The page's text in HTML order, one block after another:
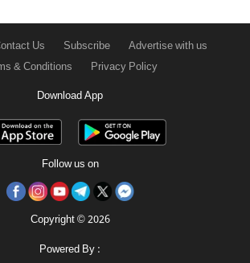
Us Subscribe
Advertise with us
& Conditions
Privacy Policy
Download App
Follow us on
Copyright © 2026
Powered By :